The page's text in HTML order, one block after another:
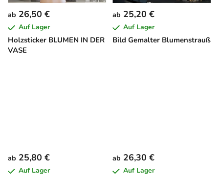
Holzsticker BLUMEN IN DER
VASE
ab 26,50 €
Auf Lager
Bild Gemalter Blumenstrauß
ab 25,20 €
Auf Lager
ab 25,80 €
Auf Lager
ab 26,30 €
Auf Lager